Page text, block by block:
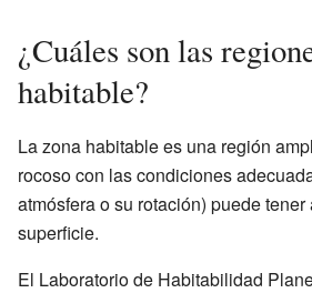
¿Cuáles son las
habitable?
La zona habitable es una región
rocoso con las condiciones
atmósfera o su rotación) puede
superficie.
El Laboratorio de Habitabilidad